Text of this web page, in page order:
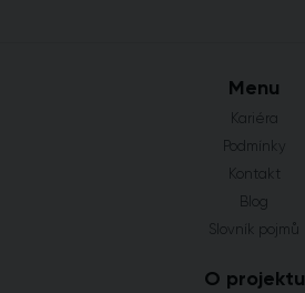
Menu
Kariéra
Podmínky
Kontakt
Blog
Slovník pojmů
O projektu